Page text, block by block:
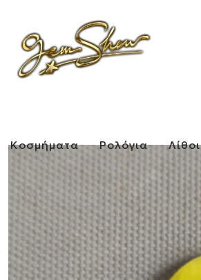
Κοσμήματα Ρολόγια Λίθοι